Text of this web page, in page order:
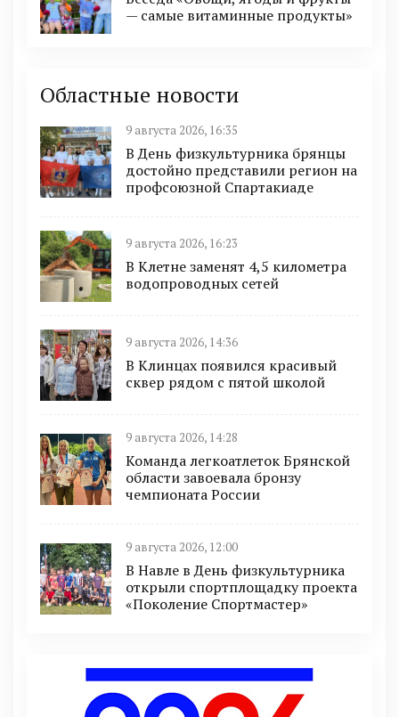
— самые витаминные продукты»
Областные новости
9 августа 2026, 16:35
В День физкультурника брянцы
достойно представили регион на
профсоюзной Спартакиаде
9 августа 2026, 16:23
В Клетне заменят 4,5 километра
водопроводных сетей
9 августа 2026, 14:36
В Клинцах появился красивый
сквер рядом с пятой школой
9 августа 2026, 14:28
Команда легкоатлеток Брянской
области завоевала бронзу
чемпионата России
9 августа 2026, 12:00
В Навле в День физкультурника
открыли спортплощадку проекта
«Поколение Спортмастер»